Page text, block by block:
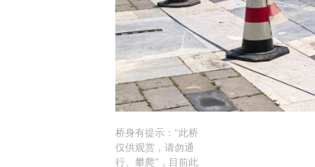
桥身有提示：“此桥
仅供观赏，请勿通
行、攀爬”，目前此